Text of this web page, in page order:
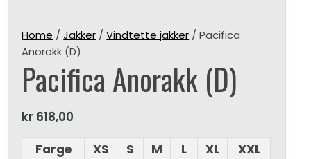
Home /Jakker /Vindtette jakker / Pacifica
Anorakk (D)
Pacifica Anorakk (D)
kr 618,00
Farge
XS S M L XL XXL